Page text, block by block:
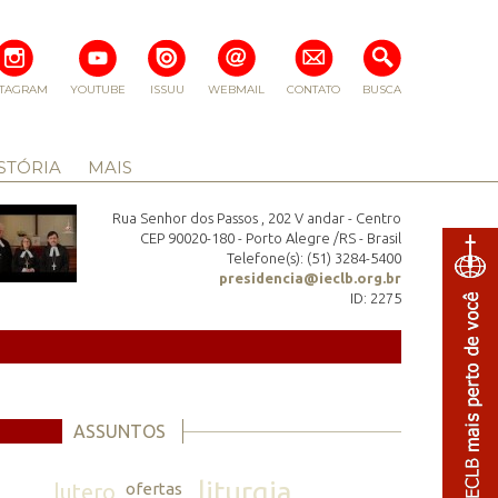
BUSCA
CONTATO
WEBMAIL
ISSUU
YOUTUBE
MAIS
Rua Senhor dos Passos , 202 V andar - Centro
CEP 90020-180 - Porto Alegre /RS - Brasil
Telefone(s): (51) 3284-5400
presidencia@ieclb.org.br
ID: 2275
ASSUNTOS
lutero ofertas